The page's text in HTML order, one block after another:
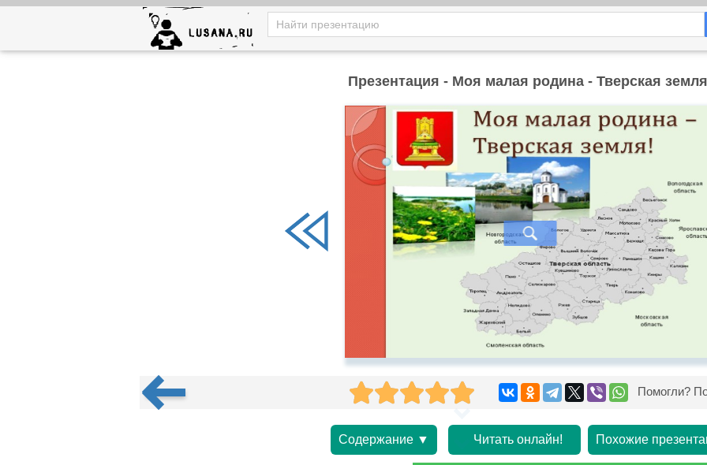
Презентация - Моя малая родина - Тверская
Помогли?
Содержание ▼ Читать онлайн! Похожие